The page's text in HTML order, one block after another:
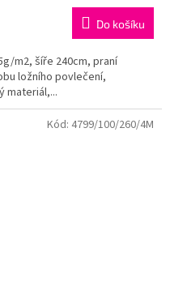
Do košíku
m2, šíře 240cm, praní
ložního povlečení,
materiál,...
Kód: 4799/100/260/4M